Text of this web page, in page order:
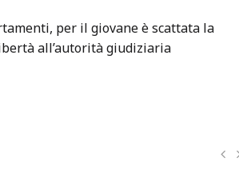
per il giovane è scattata la
all’autorità giudiziaria